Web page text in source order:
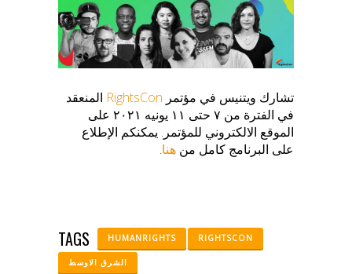
تشارك ويتنيس في مؤتمر RightsCon المنعقد
في الفترة من ٧ حتى ١١ يونيه ٢٠٢١ على
الموقع الالكتروني للمؤتمر. يمكنكم الإطلاع
على البرنامج كامل من هنا.
TAGS HUMANRIGHTS RIGHTSCON
الشرق الاوسط